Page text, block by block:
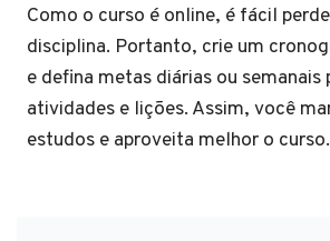
Como o curso é online, é fácil
disciplina. Portanto, crie um
e defina metas diárias ou semanais
atividades e lições. Assim, você
estudos e aproveita melhor o curso.